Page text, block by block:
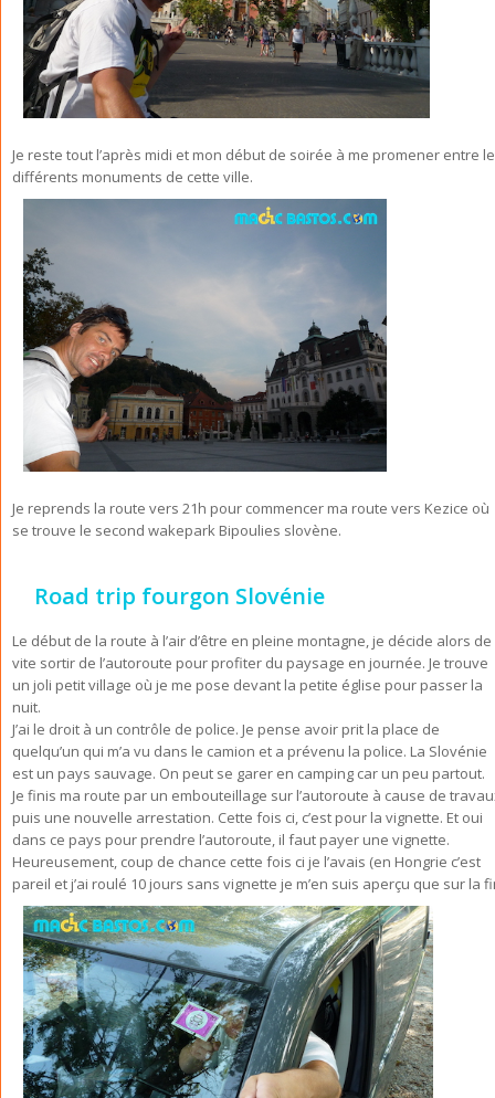
Je reste tout l’après midi et mon début de soirée à me promener entre
différents monuments de cette ville.
Je reprends la route vers 21h pour commencer ma route vers Kezice où
se trouve le second wakepark Bipoulies slovène.
Road trip fourgon Slovénie
Le début de la route à l’air d’être en pleine montagne, je décide alors de
vite sortir de l’autoroute pour profiter du paysage en journée. Je trouve
un joli petit village où je me pose devant la petite église pour passer la
nuit.
J’ai le droit à un contrôle de police. Je pense avoir prit la place de
quelqu’un qui m’a vu dans le camion et a prévenu la police. La Slovénie
est un pays sauvage. On peut se garer en camping car un peu partout.
Je finis ma route par un embouteillage sur l’autoroute à cause de
puis une nouvelle arrestation. Cette fois ci, c’est pour la vignette. Et oui
dans ce pays pour prendre l’autoroute, il faut payer une vignette.
Heureusement, coup de chance cette fois ci je l’avais (en Hongrie c’est
pareil et j’ai roulé 10 jours sans vignette je m’en suis aperçu que sur la